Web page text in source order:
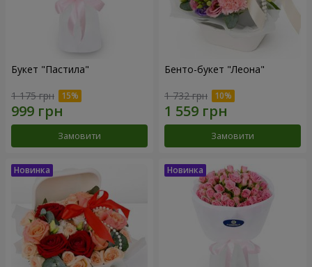
Букет "Пастила"
1 175 грн
Замовити
Бенто-букет "Леона"
1 732 грн
Замовити